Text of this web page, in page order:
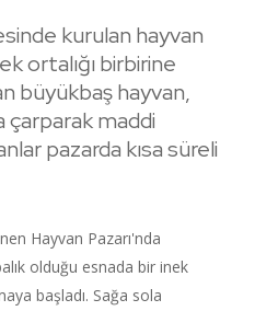
kurulan hayvan
ortalığı birbirine
büyükbaş hayvan,
çarparak maddi
pazarda kısa süreli
Hayvan Pazarı'nda
olduğu esnada bir inek
başladı. Sağa sola